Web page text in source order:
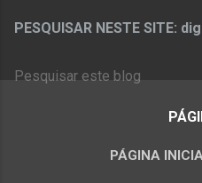
PESQUISAR NESTE SITE:
PÁGINA